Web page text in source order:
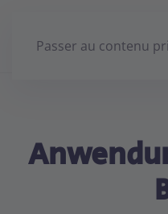
Passer au contenu